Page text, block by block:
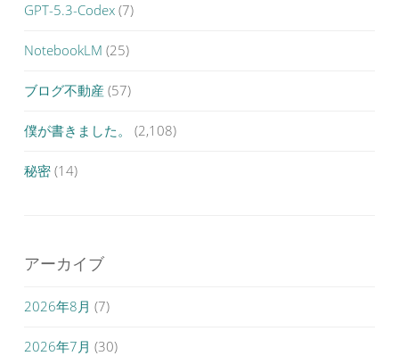
GPT-5.3-Codex (7)
NotebookLM (25)
ブログ不動産 (57)
僕が書きました。 (2,108)
秘密 (14)
アーカイブ
2026年8月 (7)
2026年7月 (30)